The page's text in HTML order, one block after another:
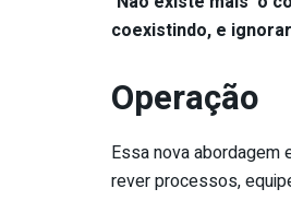
coexistindo, e
Operação
Essa nova abordagem
rever processos,